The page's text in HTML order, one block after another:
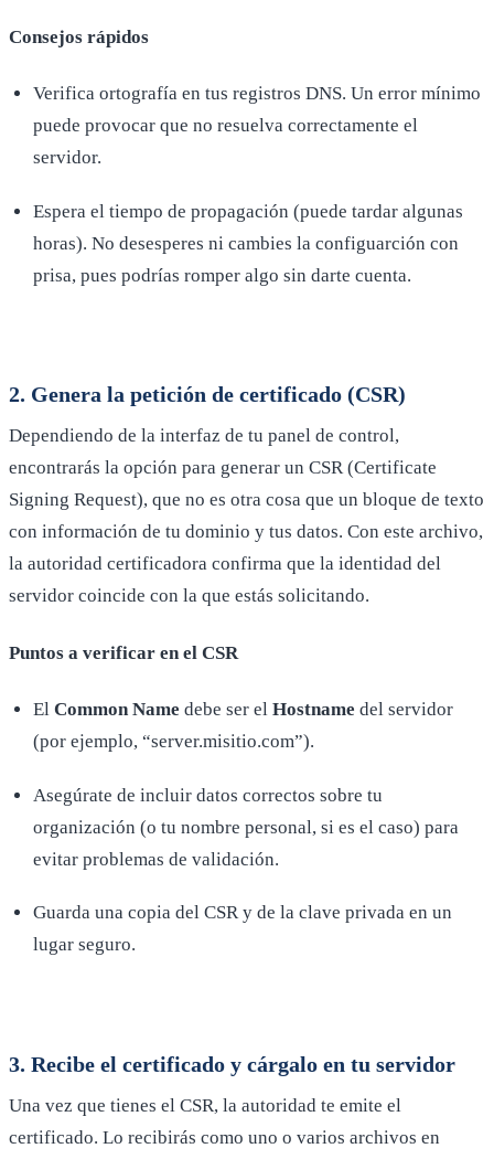
Consejos rápidos
Verifica ortografía en tus registros DNS. Un error mínimo
puede provocar que no resuelva correctamente el
servidor.
Espera el tiempo de propagación (puede tardar algunas
horas). No desesperes ni cambies la configuarción con
prisa, pues podrías romper algo sin darte cuenta.
2. Genera la petición de certificado (CSR)
Dependiendo de la interfaz de tu panel de control,
encontrarás la opción para generar un CSR (Certificate
Signing Request), que no es otra cosa que un bloque de texto
con información de tu dominio y tus datos. Con este archivo,
la autoridad certificadora confirma que la identidad del
servidor coincide con la que estás solicitando.
Puntos a verificar en el CSR
ElCommon Name debe ser elHostname del servidor
(por ejemplo, “server.misitio.com”).
Asegúrate de incluir datos correctos sobre tu
organización (o tu nombre personal, si es el caso) para
evitar problemas de validación.
Guarda una copia del CSR y de la clave privada en un
lugar seguro.
3. Recibe el certificado y cárgalo en tu servidor
Una vez que tienes el CSR, la autoridad te emite el
certificado. Lo recibirás como uno o varios archivos en